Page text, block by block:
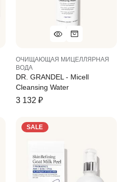
ОЧИЩАЮЩАЯ МИЦЕЛЛЯРНАЯ
ВОДА
DR. GRANDEL - Micell
Cleansing Water
3 132 ₽
SALE